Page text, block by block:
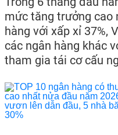
mức tăng trưởng cao
hàng với xấp xỉ 37%,
các ngân hàng khác
tham gia tái cơ cấu